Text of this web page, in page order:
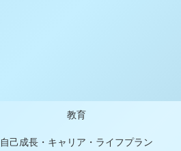
教育
自己成長・キャリア・ライフプラン